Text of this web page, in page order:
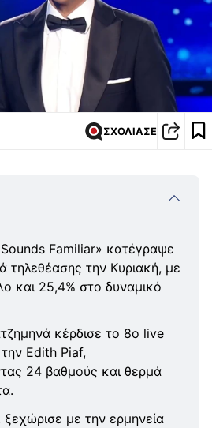
ΣΧΟΛΙΑΣΕ
Familiar» κατέγραψε
τηλεθέασης την Κυριακή, με
και 25,4% στο δυναμικό
κέρδισε το 8ο live
Edith Piaf,
24 βαθμούς και θερμά
με την ερμηνεία